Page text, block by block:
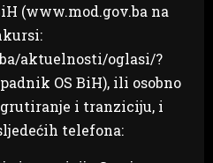
(www.mod.gov.ba na
aktuelnosti/oglasi/?
OS BiH), ili osobno
i tranziciju, i
telefona: